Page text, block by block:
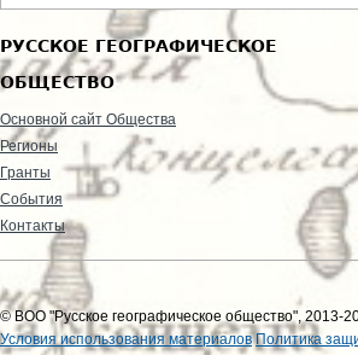
РУССКОЕ ГЕОГРАФИЧЕСКОЕ
ОБЩЕСТВО
Основной сайт Общества
Регионы
Гранты
События
Контакты
© ВОО "Русское географическое общество", 2013-
Условия использования материалов Политика